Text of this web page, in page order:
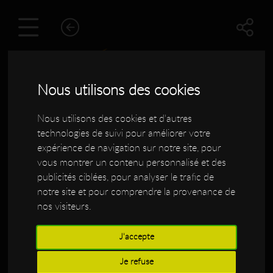
Nous utilisons des cookies
Nous utilisons des cookies et d'autres
technologies de suivi pour améliorer votre
expérience de navigation sur notre site, pour
vous montrer un contenu personnalisé et des
publicités ciblées, pour analyser le trafic de
notre site et pour comprendre la provenance de
nos visiteurs.
J'accepte
Je refuse
Nos coordonnées
Atelier Lutherie Luthier